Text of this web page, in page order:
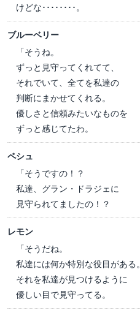
けどな････････。
ブルーベリー
「そうね。
ずっと見守ってくれてて、
それでいて、全てを私達の
判断にまかせてくれる。
優しさと信頼みたいなものを
ずっと感じてたわ。
ペシュ
「そうですの！？
私達、グラン・ドラジェに
見守られてましたの！？
レモン
「そうだね。
私達には何か特別な役目がある。
それを私達が見つけるように
優しい目で見守ってる。